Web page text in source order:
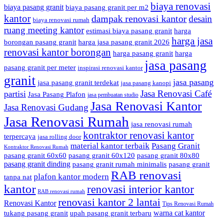
biaya pasang granit biaya pasang granit per m2 biaya renovasi
kantor biaya renovasi rumah dampak renovasi kantordesain
ruang meeting kantor estimasi biaya pasang granit harga
borongan pasang granit harga jasa pasang granit 2026 harga jasa
renovasi kantor borongan harga pasang granit harga
pasang granit per meter inspirasi renovasi kantor jasa pasang
granit jasa pasang granit terdekat jasa pasang kanopi jasa pasang
partisi Jasa Pasang Plafon jasa pembuatan studio Jasa Renovasi Café
Jasa Renovasi Gudang Jasa Renovasi Kantor
Jasa Renovasi Rumah jasa renovasi rumah
terpercaya jasa rolling door kontraktor renovasi kantor
Kontraktor Renovasi Rumah material kantor terbaik Pasang Granit
pasang granit 60x60 pasang granit 60x120 pasang granit 80x80
pasang granit dinding pasang granit rumah minimalis pasang granit
tanpa nat plafon kantor modern RAB renovasi
kantor RAB renovasi rumah renovasi interior kantor
Renovasi Kantor renovasi kantor 2 lantai Tips Renovasi Rumah
tukang pasang granit upah pasang granit terbaru warna cat kantor